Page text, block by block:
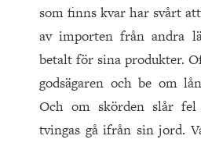
som finns kvar har svårt
av importen från andra
betalt för sina produkter.
godsägaren och be om
Och om skörden slår
tvingas gå ifrån sin jord.